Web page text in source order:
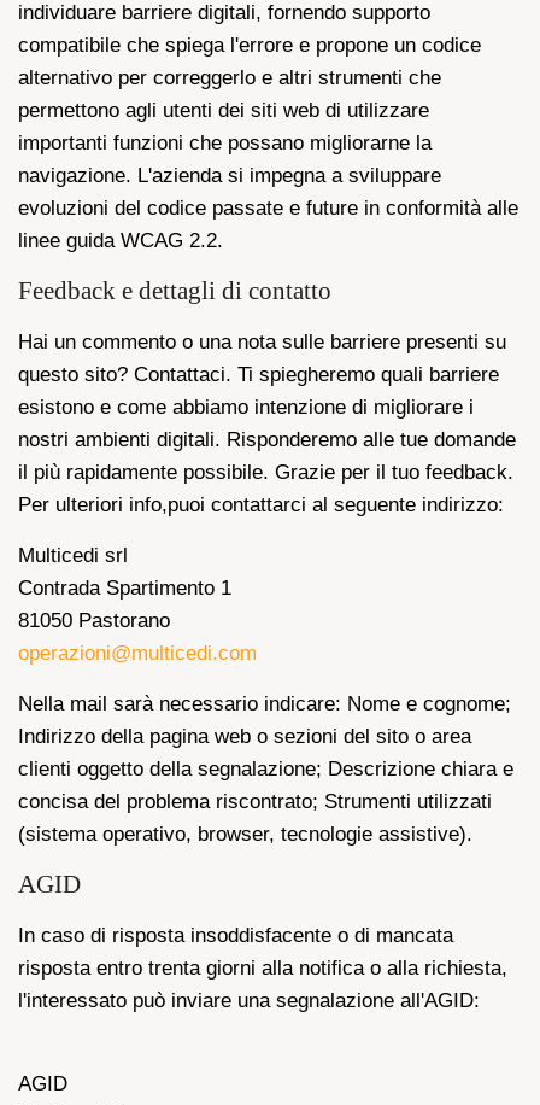
individuare barriere digitali, fornendo supporto
compatibile che spiega l'errore e propone un codice
alternativo per correggerlo e altri strumenti che
permettono agli utenti dei siti web di utilizzare
importanti funzioni che possano migliorarne la
navigazione. L'azienda si impegna a sviluppare
evoluzioni del codice passate e future in conformità alle
linee guida WCAG 2.2.
Feedback e dettagli di contatto
Hai un commento o una nota sulle barriere presenti su
questo sito? Contattaci. Ti spiegheremo quali barriere
esistono e come abbiamo intenzione di migliorare i
nostri ambienti digitali. Risponderemo alle tue domande
il più rapidamente possibile. Grazie per il tuo feedback.
Per ulteriori info,puoi contattarci al seguente indirizzo:
Multicedi srl
Contrada Spartimento 1
81050 Pastorano
operazioni@multicedi.com
Nella mail sarà necessario indicare: Nome e cognome;
Indirizzo della pagina web o sezioni del sito o area
clienti oggetto della segnalazione; Descrizione chiara e
concisa del problema riscontrato; Strumenti utilizzati
(sistema operativo, browser, tecnologie assistive).
AGID
In caso di risposta insoddisfacente o di mancata
risposta entro trenta giorni alla notifica o alla richiesta,
l'interessato può inviare una segnalazione all'AGID:
AGID